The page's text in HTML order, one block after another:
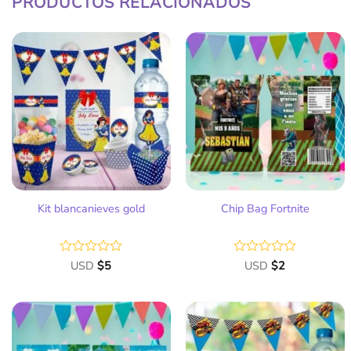
Añadir
a la
lista
de
deseos
Kit blancanieves gold
Valorado
de
USD$5
Añadir
a la
lista
de
deseos
Chip Bag Fortnite
Valorado
de
5
USD$2
Añadir
Añadir